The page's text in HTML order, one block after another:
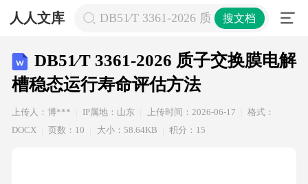
人人文库 DB51∕T 3361-2026 质子交换膜电解槽
搜文档
DB51∕T 3361-2026 质子交换膜电解
槽稳态运行寿命评估方法
上传人：博*** IP属地：山东 上传时间：2026-06-17
格式：
DOCX
页数：10 大小：58.64KB 积分：15